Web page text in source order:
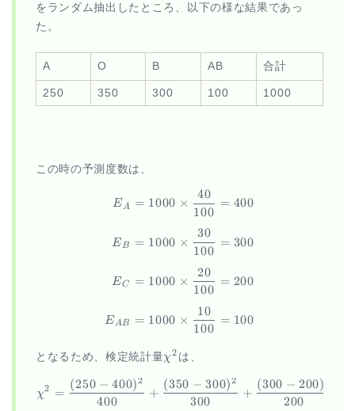
をランダム抽出したところ、以下の様な結果であっ
た。
A O B AB 合計
250 350 300 100 1000
この時の予測度数は、
\begin{aligned} E_A &=
EA
EB
EC
EAB
= 1000 ×
100
40
= 400
= 1000 ×
100
30
= 300
= 1000 ×
100
20
= 200
= 1000 ×
100
10
= 100
となるため、検定統計量\chi^2
χ2 は、
\begin{aligned} \chi^2 =
χ2 =
400
(250 − 400)2
+
300
(350 − 300)2
+
200
(300 − 200)